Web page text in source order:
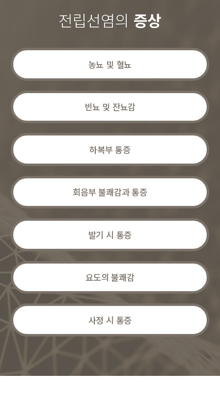
전립선염의 증상
농뇨 및 혈뇨
빈뇨 및 잔뇨감
하복부 통증
회음부 불쾌감과 통증
발기 시 통증
요도의 불쾌감
사정 시 통증